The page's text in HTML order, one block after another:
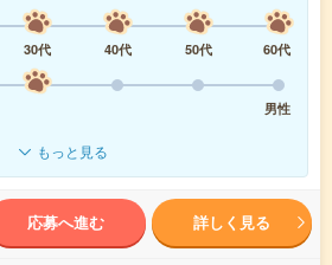
30代 40代 50代
60代
男性
もっと見る
応募へ進む 詳しく見る